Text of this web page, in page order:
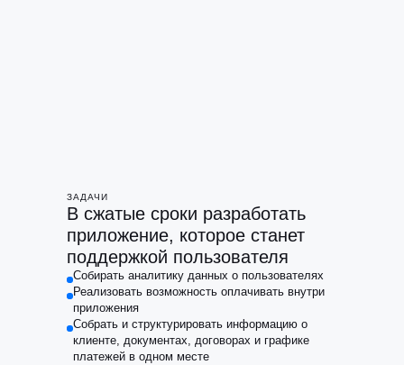
ЗАДАЧИ
В сжатые сроки разработать
приложение, которое станет
поддержкой пользователя
Собирать аналитику данных о пользователях
Реализовать возможность оплачивать внутри
приложения
Собрать и структурировать информацию о
клиенте, документах, договорах и графике
платежей в одном месте